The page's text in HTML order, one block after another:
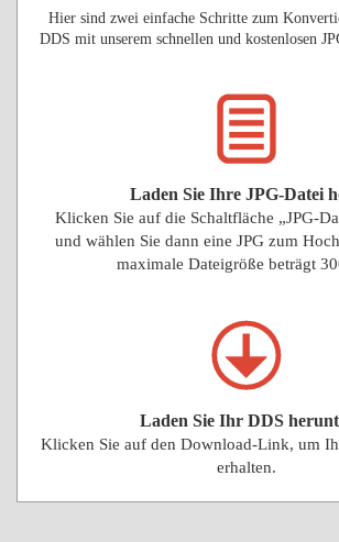
Hier sind zwei einfache Schritte zum
DDS mit unserem schnellen und kostenlosen
Laden Sie Ihre JPG-Datei
Klicken Sie auf die Schaltfläche „JPG-
und wählen Sie dann eine JPG zum
maximale Dateigröße beträgt
Laden Sie Ihr DDS
Klicken Sie auf den Download-Link, um
erhalten.